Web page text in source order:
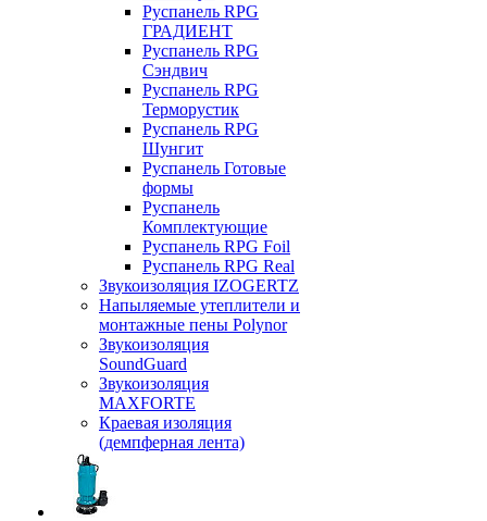
Руспанель RPG
ГРАДИЕНТ
Руспанель RPG
Сэндвич
Руспанель RPG
Терморустик
Руспанель RPG
Шунгит
Руспанель Готовые
формы
Руспанель
Комплектующие
Руспанель RPG Foil
Руспанель RPG Real
Звукоизоляция IZOGERTZ
Напыляемые утеплители и
монтажные пены Polynor
Звукоизоляция
SoundGuard
Звукоизоляция
MAXFORTE
Краевая изоляция
(демпферная лента)